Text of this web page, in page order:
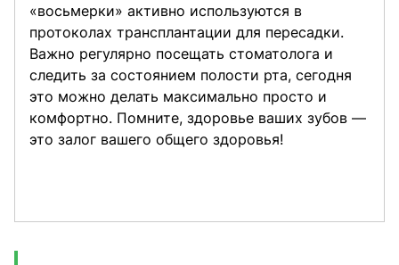
«восьмерки» активно используются в
протоколах трансплантации для пересадки.
Важно регулярно посещать стоматолога и
следить за состоянием полости рта, сегодня
это можно делать максимально просто и
комфортно. Помните, здоровье ваших зубов —
это залог вашего общего здоровья!